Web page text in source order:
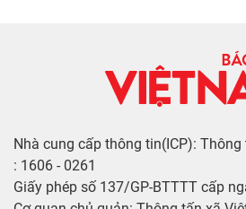
Nhà cung cấp thông tin(ICP): Thông
: 1606 - 0261
Giấy phép số 137/GP-BTTTT cấp